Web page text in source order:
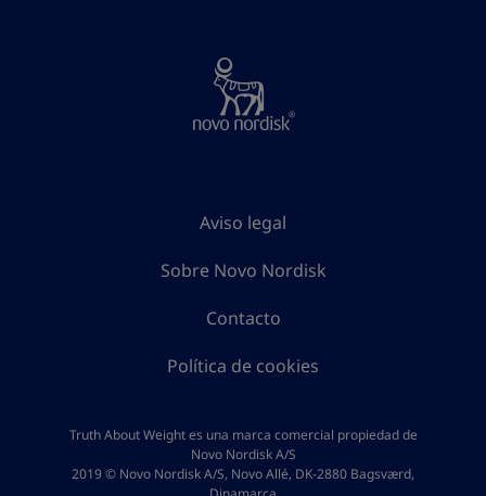
Aviso legal
Sobre Novo Nordisk
Contacto
Política de cookies
Truth About Weight es una marca comercial propiedad de
Novo Nordisk A/S
2019 © Novo Nordisk A/S, Novo Allé, DK-2880 Bagsværd,